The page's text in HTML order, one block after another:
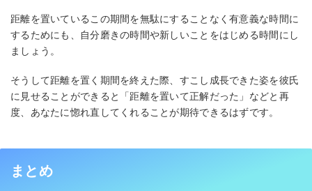
距離を置いているこの期間を無駄にすることなく有意義な時間に
するためにも、自分磨きの時間や新しいことをはじめる時間にし
ましょう。
そうして距離を置く期間を終えた際、すこし成長できた姿を彼氏
に見せることができると「距離を置いて正解だった」などと再
度、あなたに惚れ直してくれることが期待できるはずです。
まとめ